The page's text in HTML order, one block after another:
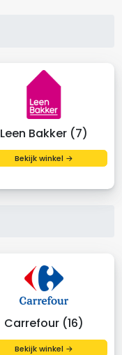
Leen Bakker (7)
Bekijk winkel →
Carrefour (16)
Bekijk winkel →